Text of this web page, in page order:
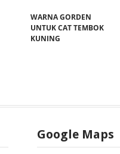
WARNA GORDEN
UNTUK CAT TEMBOK
KUNING
Google Maps